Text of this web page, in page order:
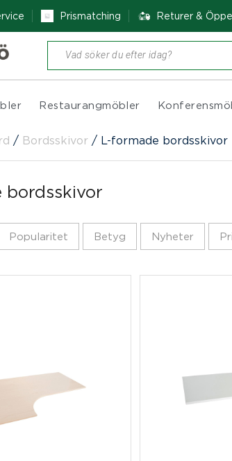
Prismatching Returer &
Produktsökning
Restaurangmöbler
/ Bordsskivor / L-formade bordsskivor
bordsskivor
Popularitet Betyg Nyheter